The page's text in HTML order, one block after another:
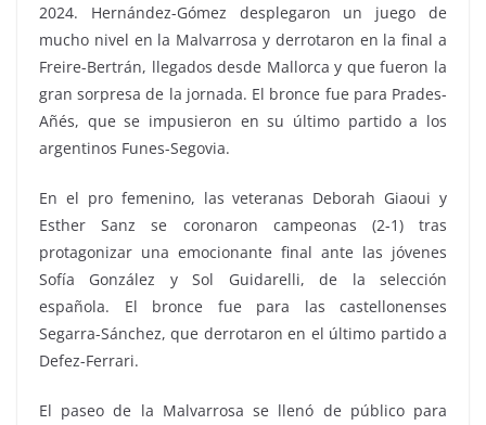
2024. Hernández-Gómez desplegaron un juego de
mucho nivel en la Malvarrosa y derrotaron en la final a
Freire-Bertrán, llegados desde Mallorca y que fueron la
gran sorpresa de la jornada. El bronce fue para Prades-
Añés, que se impusieron en su último partido a los
argentinos Funes-Segovia.
En el pro femenino, las veteranas Deborah Giaoui y
Esther Sanz se coronaron campeonas (2-1) tras
protagonizar una emocionante final ante las jóvenes
Sofía González y Sol Guidarelli, de la selección
española. El bronce fue para las castellonenses
Segarra-Sánchez, que derrotaron en el último partido a
Defez-Ferrari.
El paseo de la Malvarrosa se llenó de público para